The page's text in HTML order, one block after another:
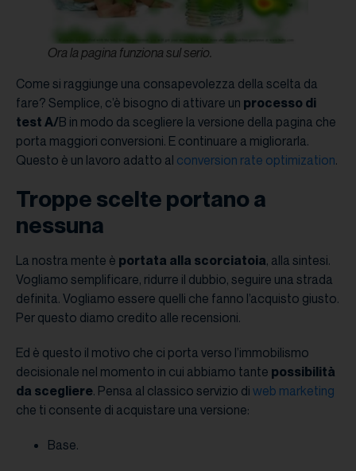
Ora la pagina funziona sul serio.
Come si raggiunge una consapevolezza della scelta da
fare? Semplice, c’è bisogno di attivare un processo di
test A/B in modo da scegliere la versione della pagina che
porta maggiori conversioni. E continuare a migliorarla.
Questo è un lavoro adatto al conversion rate optimization.
Troppe scelte portano a
nessuna
La nostra mente è portata alla scorciatoia, alla sintesi.
Vogliamo semplificare, ridurre il dubbio, seguire una strada
definita. Vogliamo essere quelli che fanno l’acquisto giusto.
Per questo diamo credito alle recensioni.
Ed è questo il motivo che ci porta verso l’immobilismo
decisionale nel momento in cui abbiamo tante possibilità
da scegliere. Pensa al classico servizio di web marketing
che ti consente di acquistare una versione:
Base.